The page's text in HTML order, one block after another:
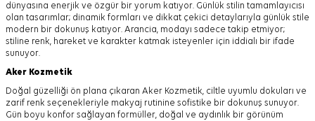
dünyasına enerjik ve özgür bir yorum katıyor. Günlük stilin tamamlayıcısı
olan tasarımlar; dinamik formları ve dikkat çekici detaylarıyla günlük stile
modern bir dokunuş katıyor. Arancia, modayı sadece takip etmiyor;
stiline renk, hareket ve karakter katmak isteyenler için iddialı bir ifade
sunuyor.
Aker Kozmetik
Doğal güzelliği ön plana çıkaran Aker Kozmetik, ciltle uyumlu dokuları ve
zarif renk seçenekleriyle makyaj rutinine sofistike bir dokunuş sunuyor.
Gün boyu konfor sağlayan formüller, doğal ve aydınlık bir görünüm